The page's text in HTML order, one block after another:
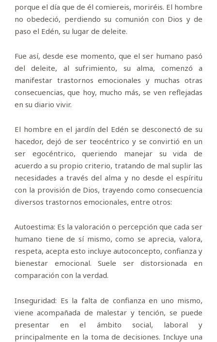
porque el día que de él comiereis, moriréis. El hombre
no obedeció, perdiendo su comunión con Dios y de
paso el Edén, su lugar de deleite.
Fue así, desde ese momento, que el ser humano pasó
del deleite, al sufrimiento, su alma, comenzó a
manifestar trastornos emocionales y muchas otras
consecuencias, que hoy, mucho más, se ven reflejadas
en su diario vivir.
El hombre en el jardín del Edén se desconectó de su
hacedor, dejó de ser teocéntrico y se convirtió en un
ser egocéntrico, queriendo manejar su vida de
acuerdo a su propio criterio, tratando de mal suplir las
necesidades a través del alma y no desde el espíritu
con la provisión de Dios, trayendo como consecuencia
diversos trastornos emocionales, entre otros:
Autoestima: Es la valoración o percepción que cada ser
humano tiene de sí mismo, como se aprecia, valora,
respeta, acepta esto incluye autoconcepto, confianza y
bienestar emocional. Suele ser distorsionada en
comparación con la verdad.
Inseguridad: Es la falta de confianza en uno mismo,
viene acompañada de malestar y tención, se puede
presentar en el ámbito social, laboral y
principalmente en la toma de decisiones. Incluye una